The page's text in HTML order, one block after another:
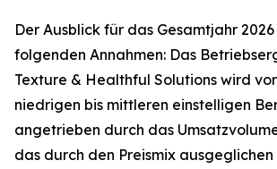
Der Ausblick für das Gesamtjahr
folgenden Annahmen: Das
Texture & Healthful Solutions wird
niedrigen bis mittleren einstelligen
angetrieben durch das
das durch den Preismix